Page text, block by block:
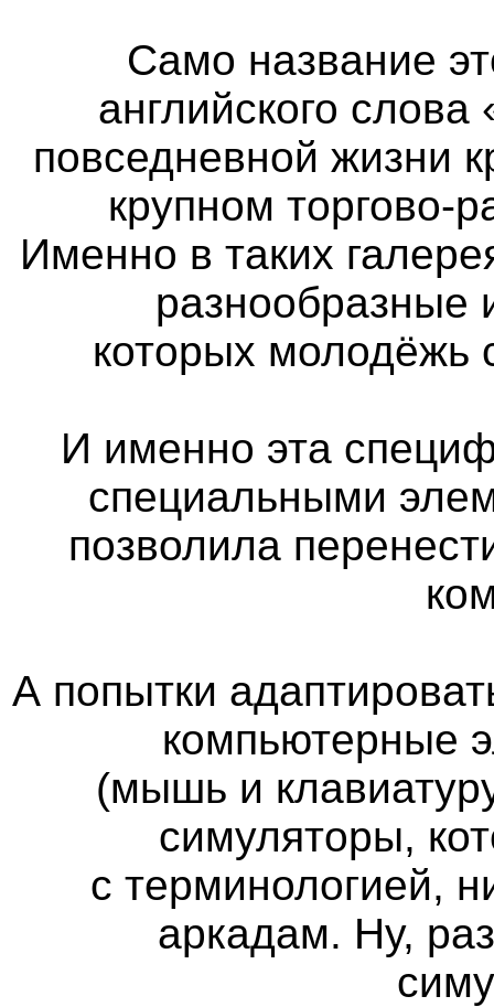
Само название
английского
повседневной жизни
крупном торгово-
Именно в таких
разнообразные
которых молодёжь
И именно эта
специальными
позволила
А попытки
компьютерные
(мышь и
симуляторы,
с терминологией,
аркадам. Ну,